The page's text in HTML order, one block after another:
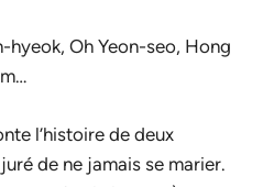
hyeok, Oh Yeon-seo, Hong
l’histoire de deux
de ne jamais se marier.